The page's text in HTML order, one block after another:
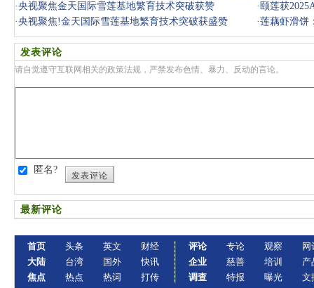
美好画
·央视聚焦金天国际雪莲基地繁育技术突破获赞 · 颐莲获
·央视聚焦!金天国际雪莲基地繁育技术突破获盛赞 ·莲藕虾滑饼
发表评论
请自觉遵守互联网相关的政策法规，严禁发布色情、暴力、反动的言论。
匿名?
发表评论
最新评论
首页
大陆
焦点
头条
台湾
热点
英文
国外
热词
财经
快讯
打传
评论
企业
调查
专论
慈善
特报
观察
培训
曝光
网
产
文